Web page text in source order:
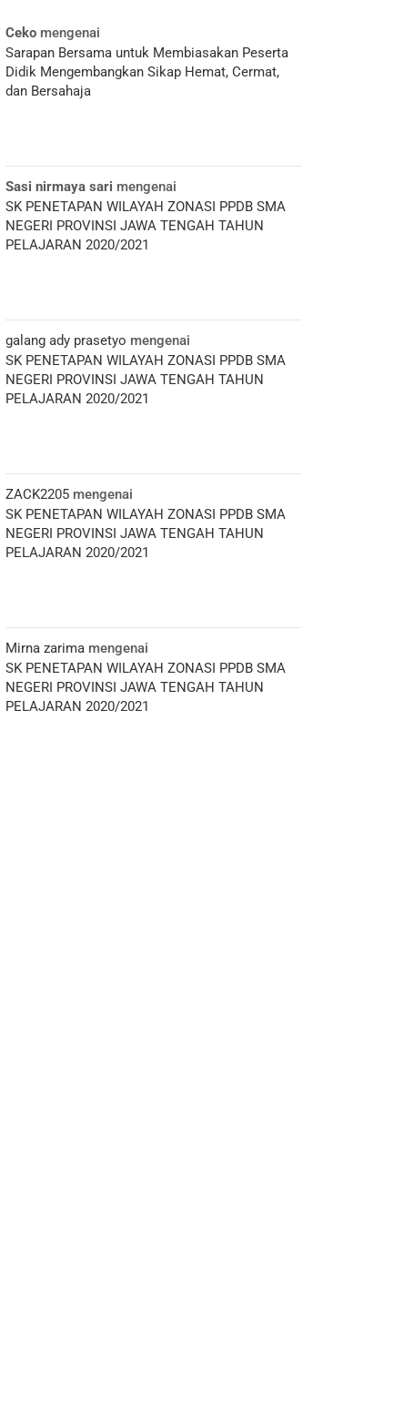
Ceko mengenai
Sarapan Bersama untuk Membiasakan Peserta
Didik Mengembangkan Sikap Hemat, Cermat,
dan Bersahaja
Sasi nirmaya sari mengenai
SK PENETAPAN WILAYAH ZONASI PPDB SMA
NEGERI PROVINSI JAWA TENGAH TAHUN
PELAJARAN 2020/2021
galang ady prasetyo mengenai
SK PENETAPAN WILAYAH ZONASI PPDB SMA
NEGERI PROVINSI JAWA TENGAH TAHUN
PELAJARAN 2020/2021
ZACK2205 mengenai
SK PENETAPAN WILAYAH ZONASI PPDB SMA
NEGERI PROVINSI JAWA TENGAH TAHUN
PELAJARAN 2020/2021
Mirna zarima mengenai
SK PENETAPAN WILAYAH ZONASI PPDB SMA
NEGERI PROVINSI JAWA TENGAH TAHUN
PELAJARAN 2020/2021